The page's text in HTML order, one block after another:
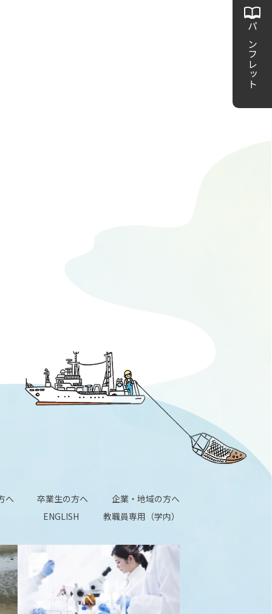
パンフレット
へ 卒業生の方へ
企業・地域の方へ
ENGLISH
教職員専用（学内）